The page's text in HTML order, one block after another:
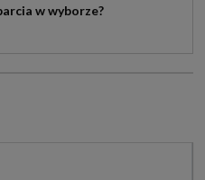
w wyborze?